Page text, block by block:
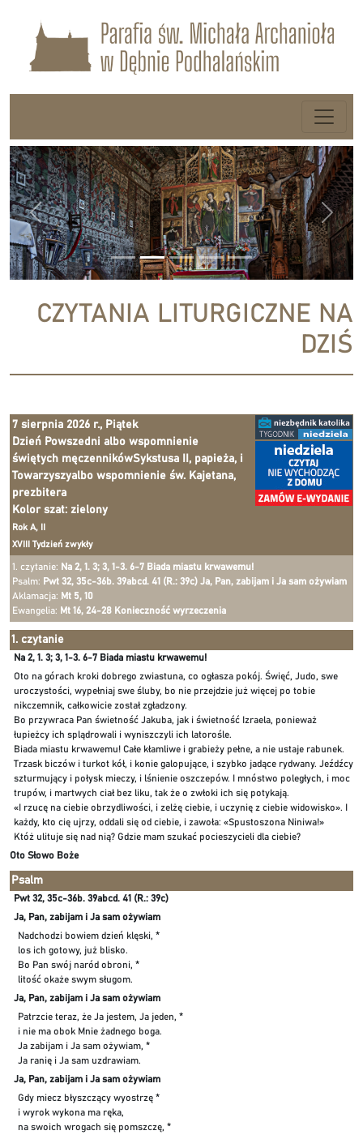
Previous Next
CZYTANIA LITURGICZNE NA
DZIŚ
7 sierpnia 2026 r., Piątek
Dzień Powszedni albo wspomnienie
świętych męczennikówSykstusa II, papieża, i
Towarzyszyalbo wspomnienie św. Kajetana,
prezbitera
Kolor szat: zielony
Rok A, II
XVIII Tydzień zwykły
1. czytanie: Na 2, 1. 3; 3, 1-3. 6-7 Biada miastu krwawemu!
Psalm: Pwt 32, 35c-36b. 39abcd. 41 (R.: 39c) Ja, Pan, zabijam i Ja sam ożywiam
Aklamacja: Mt 5, 10
Ewangelia: Mt 16, 24-28 Konieczność wyrzeczenia
1. czytanie
Na 2, 1. 3; 3, 1-3. 6-7 Biada miastu krwawemu!
Oto na górach kroki dobrego zwiastuna, co ogłasza pokój. Święć, Judo, swe
uroczystości, wypełniaj swe śluby, bo nie przejdzie już więcej po tobie
nikczemnik, całkowicie został zgładzony.
Bo przywraca Pan świetność Jakuba, jak i świetność Izraela, ponieważ
łupieżcy ich splądrowali i wyniszczyli ich latorośle.
Biada miastu krwawemu! Całe kłamliwe i grabieży pełne, a nie ustaje rabunek.
Trzask biczów i turkot kół, i konie galopujące, i szybko jadące rydwany. Jeźdźcy
szturmujący i połysk mieczy, i lśnienie oszczepów. I mnóstwo poległych, i moc
trupów, i martwych ciał bez liku, tak że o zwłoki ich się potykają.
«I rzucę na ciebie obrzydliwości, i zelżę ciebie, i uczynię z ciebie widowisko». I
każdy, kto cię ujrzy, oddali się od ciebie, i zawoła: «Spustoszona Niniwa!»
Któż ulituje się nad nią? Gdzie mam szukać pocieszycieli dla ciebie?
Oto Słowo Boże
Psalm
Pwt 32, 35c-36b. 39abcd. 41 (R.: 39c)
Ja, Pan, zabijam i Ja sam ożywiam
Nadchodzi bowiem dzień klęski, *
los ich gotowy, już blisko.
Bo Pan swój naród obroni, *
litość okaże swym sługom.
Ja, Pan, zabijam i Ja sam ożywiam
Patrzcie teraz, że Ja jestem, Ja jeden, *
i nie ma obok Mnie żadnego boga.
Ja zabijam i Ja sam ożywiam, *
Ja ranię i Ja sam uzdrawiam.
Ja, Pan, zabijam i Ja sam ożywiam
Gdy miecz błyszczący wyostrzę *
i wyrok wykona ma ręka,
na swoich wrogach się pomszczę, *